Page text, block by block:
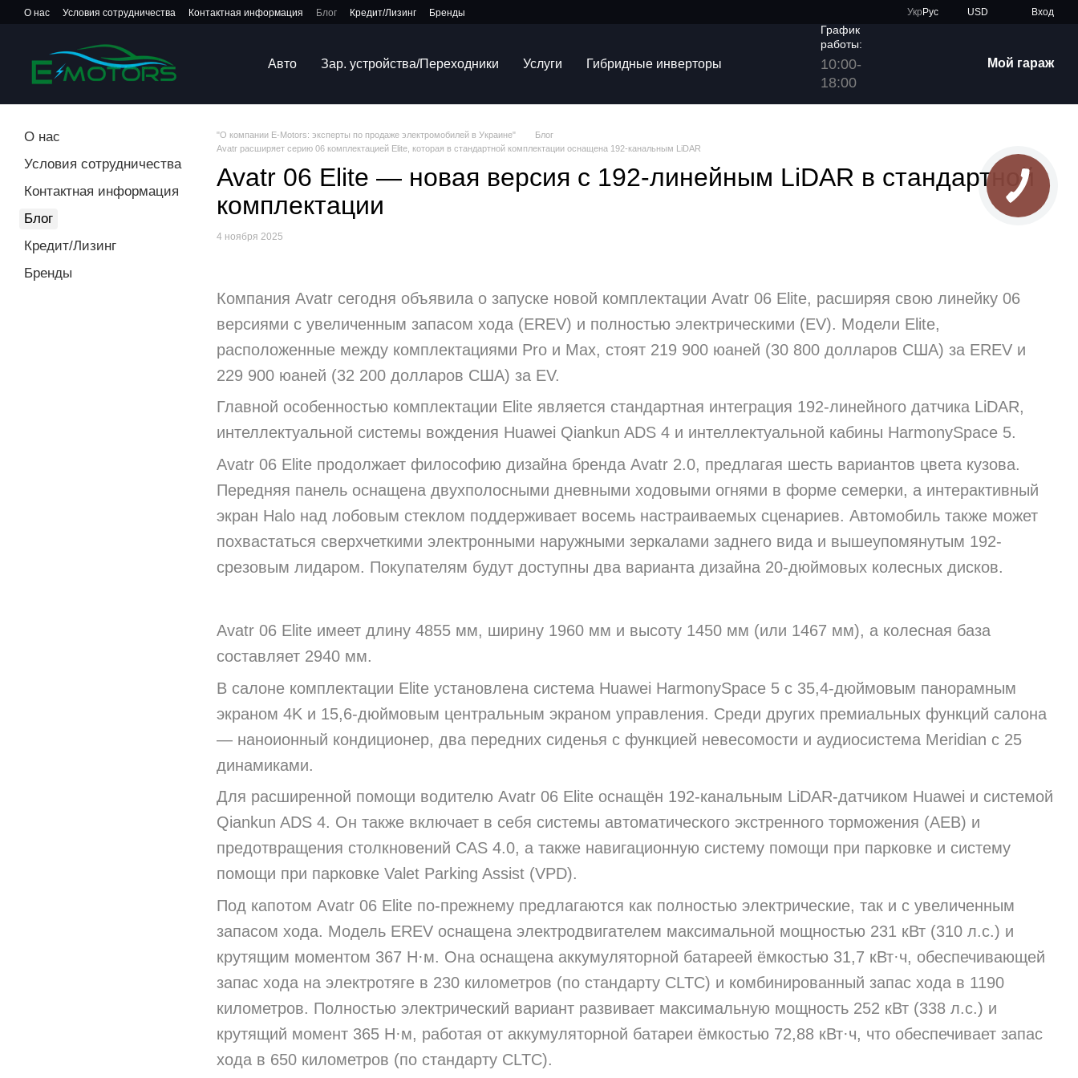
Перейти к основному контенту
О нас Условия сотрудничества Контактная информация Блог Кредит/Лизинг Бренды Укр Рус USD Вход
Авто Зар. устройства/Переходники Услуги Гибридные инверторы
График
работы:
10:00-
18:00
Мой гараж
"О компании E-Motors: эксперты по продаже электромобилей в Украине"
Блог
Avatr расширяет серию 06 комплектацией Elite, которая в стандартной комплектации оснащена 192-канальным LiDAR
Avatr 06 Elite — новая версия с 192-линейным LiDAR в стандартной
комплектации
4 ноября 2025
Компания Avatr сегодня объявила о запуске новой комплектации Avatr 06 Elite, расширяя свою линейку 06
версиями с увеличенным запасом хода (EREV) и полностью электрическими (EV). Модели Elite,
расположенные между комплектациями Pro и Max, стоят 219 900 юаней (30 800 долларов США) за EREV и
229 900 юаней (32 200 долларов США) за EV.
Главной особенностью комплектации Elite является стандартная интеграция 192-линейного датчика LiDAR,
интеллектуальной системы вождения Huawei Qiankun ADS 4 и интеллектуальной кабины HarmonySpace 5.
Avatr 06 Elite продолжает философию дизайна бренда Avatr 2.0, предлагая шесть вариантов цвета кузова.
Передняя панель оснащена двухполосными дневными ходовыми огнями в форме семерки, а интерактивный
экран Halo над лобовым стеклом поддерживает восемь настраиваемых сценариев. Автомобиль также может
похвастаться сверхчеткими электронными наружными зеркалами заднего вида и вышеупомянутым 192-
срезовым лидаром. Покупателям будут доступны два варианта дизайна 20-дюймовых колесных дисков.
Avatr 06 Elite имеет длину 4855 мм, ширину 1960 мм и высоту 1450 мм (или 1467 мм), а колесная база
составляет 2940 мм.
В салоне комплектации Elite установлена ​​система Huawei HarmonySpace 5 с 35,4-дюймовым панорамным
экраном 4K и 15,6-дюймовым центральным экраном управления. Среди других премиальных функций салона
— наноионный кондиционер, два передних сиденья с функцией невесомости и аудиосистема Meridian с 25
динамиками.
Для расширенной помощи водителю Avatr 06 Elite оснащён 192-канальным LiDAR-датчиком Huawei и системой
Qiankun ADS 4. Он также включает в себя системы автоматического экстренного торможения (AEB) и
предотвращения столкновений CAS 4.0, а также навигационную систему помощи при парковке и систему
помощи при парковке Valet Parking Assist (VPD).
Под капотом Avatr 06 Elite по-прежнему предлагаются как полностью электрические, так и с увеличенным
запасом хода. Модель EREV оснащена электродвигателем максимальной мощностью 231 кВт (310 л.с.) и
крутящим моментом 367 Н·м. Она оснащена аккумуляторной батареей ёмкостью 31,7 кВт·ч, обеспечивающей
запас хода на электротяге в 230 километров (по стандарту CLTC) и комбинированный запас хода в 1190
километров. Полностью электрический вариант развивает максимальную мощность 252 кВт (338 л.с.) и
крутящий момент 365 Н·м, работая от аккумуляторной батареи ёмкостью 72,88 кВт·ч, что обеспечивает запас
хода в 650 километров (по стандарту CLTC).
О нас
Условия сотрудничества
Контактная информация
Блог
Кредит/Лизинг
Бренды